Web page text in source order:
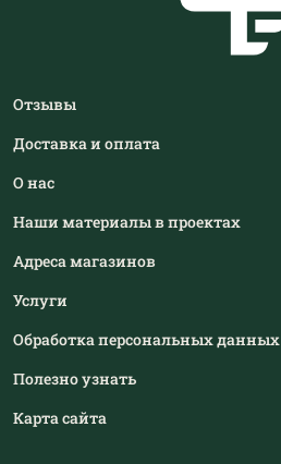
Отзывы
Доставка и оплата
О нас
Наши материалы в проектах
Адреса магазинов
Услуги
Обработка персональных данных
Полезно узнать
Карта сайта